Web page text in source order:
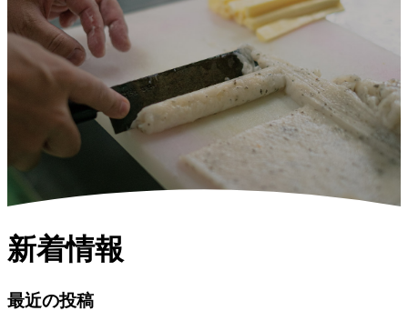
新着情報
最近の投稿